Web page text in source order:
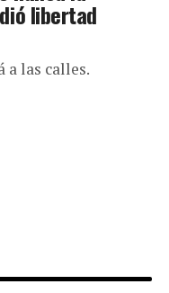
libertad
a las calles.